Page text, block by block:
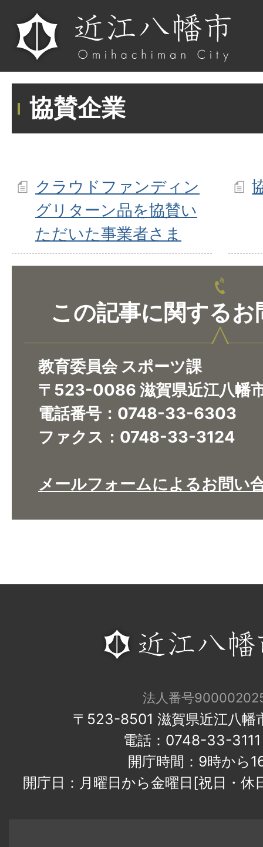
協賛企業
クラウドファンディン
グリターン品を協賛い
ただいた事業者さま
この記事に関するお
教育委員会 スポーツ課
〒523-0086 滋賀県近江八幡
電話番号：0748-33-6303
ファクス：0748-33-3124
メールフォームによるお問い
法人番号
〒523-8501 滋賀県近江八幡
電話：0748-33-
開庁時間：9時から
開庁日：月曜日から金曜日[祝日・